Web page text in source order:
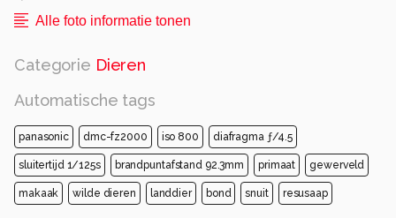
Alle foto informatie tonen
Categorie Dieren
Automatische tags
panasonic dmc-fz2000 iso 800 diafragma ƒ/4.5
sluitertijd 1/125s brandpuntafstand 92.3mm primaat gewerveld
makaak wilde dieren landdier bond snuit resusaap